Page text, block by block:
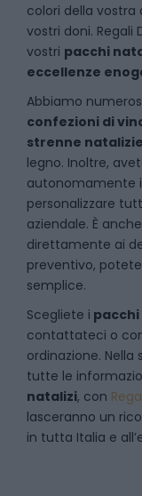
colori della
vostri doni. Regali
vostri pacchi
eccellenze
Abbiamo
confezioni di
strenne natalizie
legno. Inoltre,
autonomamente
personalizzare
aziendale. È
direttamente ai
preventivo,
semplice.
Scegliete i
contattateci o
ordinazione. Nella
tutte le
natalizi, con
lasceranno un
in tutta Italia e